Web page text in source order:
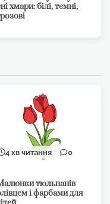
хмари: білі, темні,
4 хв читання 0
тюльпанів
і фарбами для